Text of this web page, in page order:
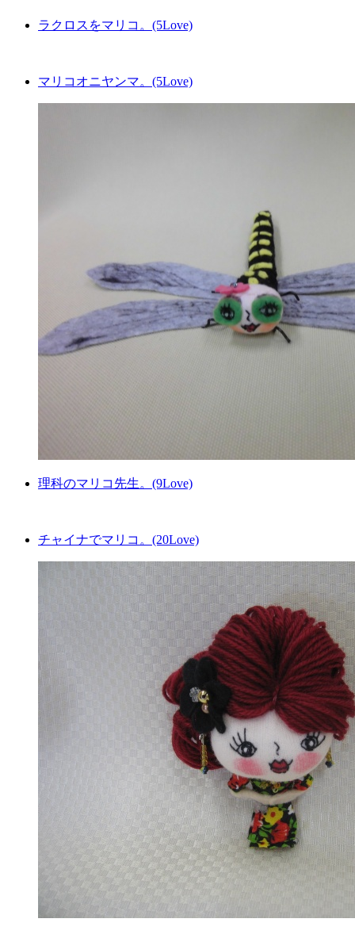
ラクロスをマリコ。(5Love)
マリコオニヤンマ。(5Love)
理科のマリコ先生。(9Love)
チャイナでマリコ。(20Love)